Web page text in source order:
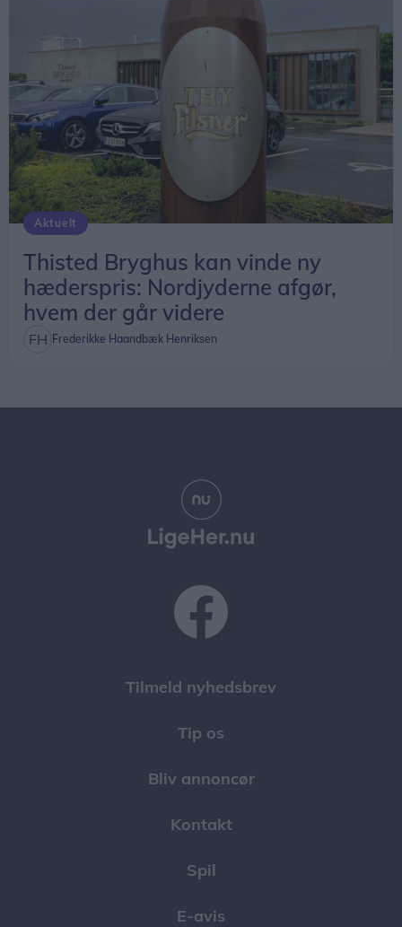
Aktuelt
Thisted Bryghus kan vinde ny
hæderspris: Nordjyderne afgør,
hvem der går videre
Frederikke Haandbæk Henriksen
Tilmeld nyhedsbrev
Tip os
Bliv annoncør
Kontakt
Spil
E-avis